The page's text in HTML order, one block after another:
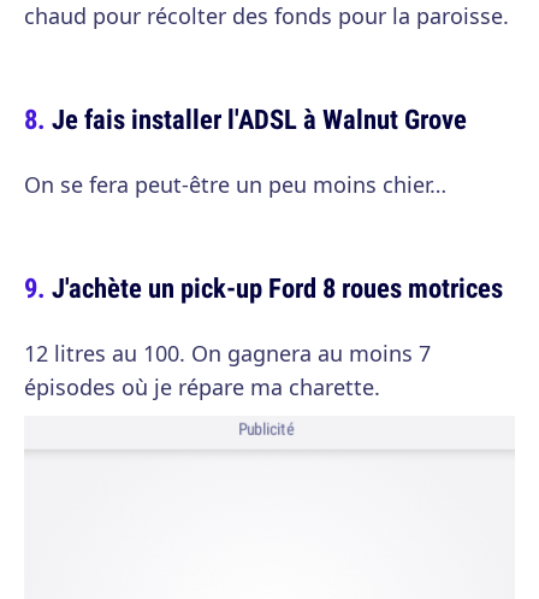
chaud pour récolter des fonds pour la paroisse.
Je fais installer l'ADSL à Walnut Grove
On se fera peut-être un peu moins chier…
J'achète un pick-up Ford 8 roues motrices
12 litres au 100. On gagnera au moins 7
épisodes où je répare ma charette.
Publicité